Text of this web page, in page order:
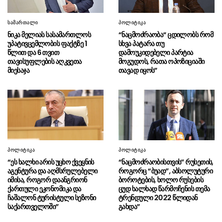
თბილისი-ბათუმი, ბათუმი-თბილისის
მიმართულებებზე სამგზავრო დრო 4 საათამდე
შეამცირა
06.08 - 12:46„ვაშინგტონ პოსტი“ – დონალდ
ტრამპი და პიტ ჰეგსეტი საბრძოლო მასალის
დეფიციტის გამო ერთმანეთს
06.08 - 12:43სუს-ის ანტიკორუფციულმა
სააგენტომ კომერციული მოსყიდვისა და
ყალბი ოფიციალური დოკუმენტის დამზადების
ფაქტზე საქართველოს 3 მოქალაქე დააკავა
06.08 - 12:37
რუსეთის შეიარაღებულმა
ძალებმა დრონებით იერიში მიიტანეს
ხარკოვის ოლქზე, არის მსხვერპლი
06.08 - 12:32ლაშა აბაშიძე​ – თბილისი-
ბათუმის და ბათუმი-თბილისის სარკინიგზო
ხაზზე მგზავრობის დრო ოთხ საათამდე
სამართალი
ნიკა მელიას სასამართლოს
უპატივცემლობის ფაქტზე 1
წლით და 6 თვით
თავისუფლების აღკვეთა
მიესაჯა
პოლიტიკა
“ნაცმოძრაობა“ ცდილობს რომ
სხვა პატარა თუ
დამოუკიდებელი პარტია
მოგუდოს, რათა ოპოზიციაში
თავად იყოს”
პოლიტიკა
“ეს ხალხი არის უცხო ქვეყნის
აგენტურა და აღმსრულებელი
იმისა, როგორ დაანგრიონ
ქართული ეკონომიკა და
ჩაშალონ ტურისტული სეზონი
საქართველოში”
პოლიტიკა
“ნაცმოძრაობისთვის” რუსეთის,
როგორც “ბუად”, აბსოლუტური
ბოროტების, ხოლო რუსების
ცუდ ხალხად წარმოჩენის თემა
ტრენდული 2022 წლიდან
გახდა”